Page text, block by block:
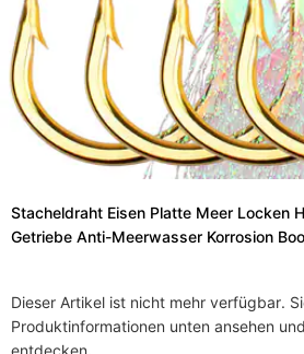
Stacheldraht Eisen Platte Meer Locken
Getriebe Anti-Meerwasser Korrosion
Dieser Artikel ist nicht mehr verfügbar.
Produktinformationen unten ansehen
entdecken.